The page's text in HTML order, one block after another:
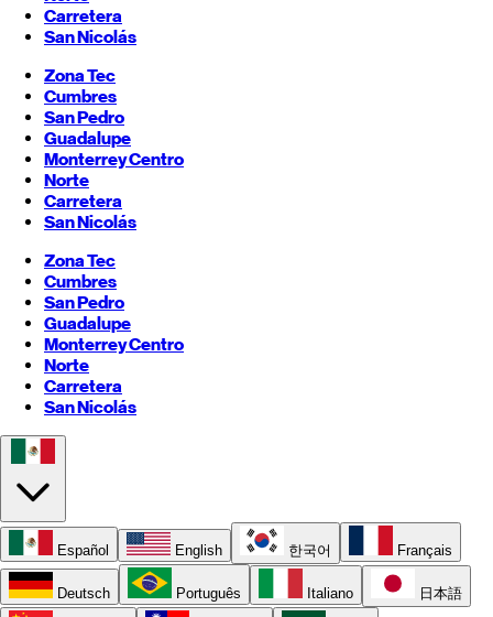
Carretera
San Nicolás
Zona Tec
Cumbres
San Pedro
Guadalupe
MonterreyCentro
Norte
Carretera
San Nicolás
Zona Tec
Cumbres
San Pedro
Guadalupe
MonterreyCentro
Norte
Carretera
San Nicolás
Español English 한국어 Français
Deutsch Português Italiano 日本語